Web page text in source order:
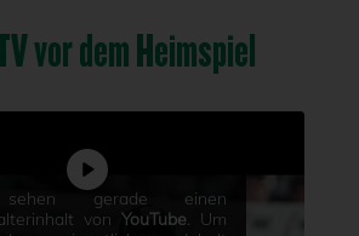
vor dem Heimspiel
gerade einen
vonYouTube. Um